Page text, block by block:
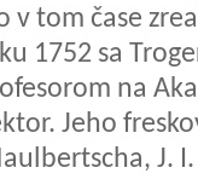
v tom čase
1752 sa
na
Jeho
J.